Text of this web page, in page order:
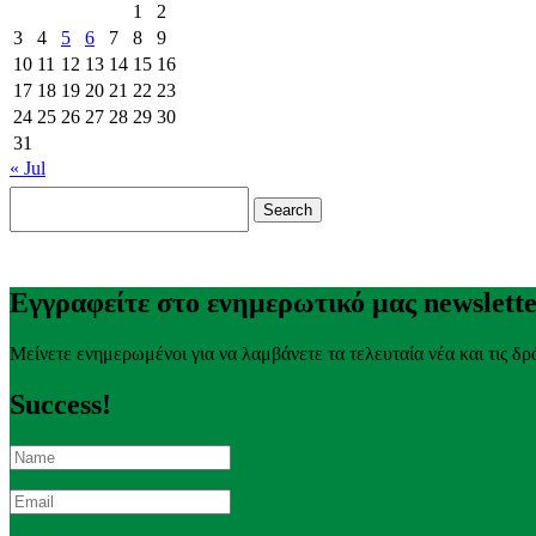
1
2
3
4 5 6 7 8
9
10 11 12 13 14 15 16
17 18 19 20 21 22 23
24 25 26 27 28 29 30
31
« Jul
Εγγραφείτε στο ενημερωτικό μας
Μείνετε ενημερωμένοι για να λαμβάνετε τα τελευταία νέα και τις
Success!